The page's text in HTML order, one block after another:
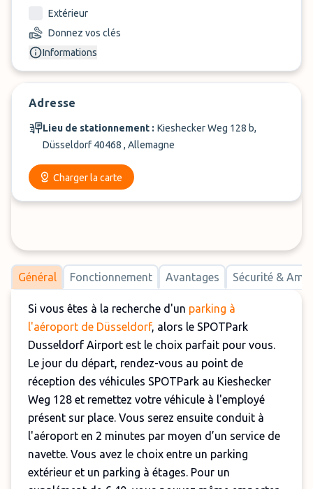
Extérieur
Donnez vos clés
Informations
Adresse
Lieu de stationnement : Kieshecker Weg 128 b,
Düsseldorf 40468 , Allemagne
Charger la carte
Général Fonctionnement Avantages Sécurité &
Si vous êtes à la recherche d'un parking à
l'aéroport de Düsseldorf, alors le SPOTPark
Dusseldorf Airport est le choix parfait pour vous.
Le jour du départ, rendez-vous au point de
réception des véhicules SPOTPark au Kieshecker
Weg 128 et remettez votre véhicule à l'employé
présent sur place. Vous serez ensuite conduit à
l'aéroport en 2 minutes par moyen d’un service de
navette. Vous avez le choix entre un parking
extérieur et un parking à étages. Pour un